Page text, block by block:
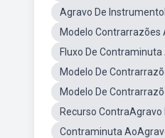
Agravo De
Modelo Contrarrazões
Fluxo De
Modelo De
Modelo De
Recurso
Contraminuta